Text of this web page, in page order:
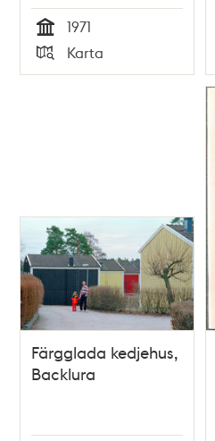
Tid
1971
Typ
Karta
Färgglada kedjehus,
Backlura